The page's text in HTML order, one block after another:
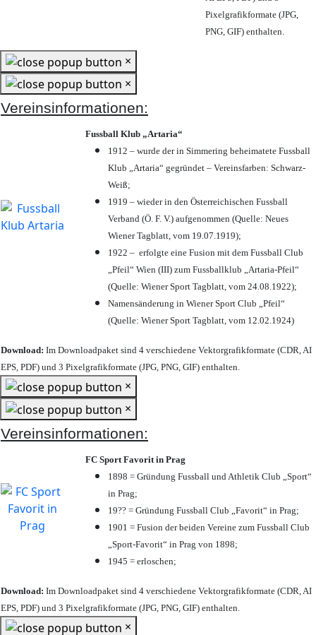
Pixelgrafikformate (JPG,
PNG, GIF) enthalten.
×
×
Vereinsinformationen:
Fussball Klub „Artaria“
1912 – wurde der in Simmering beheimatete Fussball
Klub „Artaria“ gegründet – Vereinsfarben: Schwarz-
Weiß;
1919 – wieder in den Österreichischen Fussball
Verband (Ö. F. V.) aufgenommen (Quelle: Neues
Wiener Tagblatt, vom 19.07.1919);
1922 – erfolgte eine Fusion mit dem Fussball Club
„Pfeil“ Wien (III) zum Fussballklub „Artaria-Pfeil“
(Quelle: Wiener Sport Tagblatt, vom 24.08.1922);
Namensänderung in Wiener Sport Club „Pfeil“
(Quelle: Wiener Sport Tagblatt, vom 12.02.1924)
Download: Im Downloadpaket sind 4 verschiedene Vektorgrafikformate (CDR, AI
EPS, PDF) und 3 Pixelgrafikformate (JPG, PNG, GIF) enthalten.
×
×
Vereinsinformationen:
FC Sport Favorit in Prag
1898 = Gründung Fussball und Athletik Club „Sport“
in Prag;
19?? = Gründung Fussball Club „Favorit“ in Prag;
1901 = Fusion der beiden Vereine zum Fussball Club
„Sport-Favorit“ in Prag von 1898;
1945 = erloschen;
Download: Im Downloadpaket sind 4 verschiedene Vektorgrafikformate (CDR, AI
EPS, PDF) und 3 Pixelgrafikformate (JPG, PNG, GIF) enthalten.
×